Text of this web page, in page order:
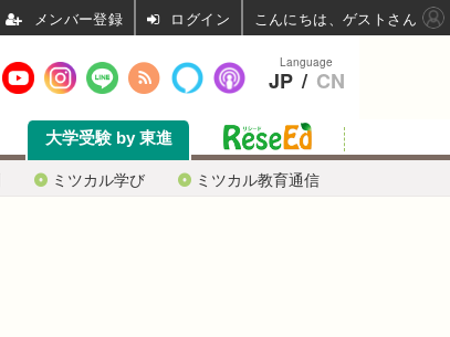
ミツカル学び ミツカル教育通信
大学受験 by 東進
Language
JP / CN
ログイン こんにちは、ゲストさん